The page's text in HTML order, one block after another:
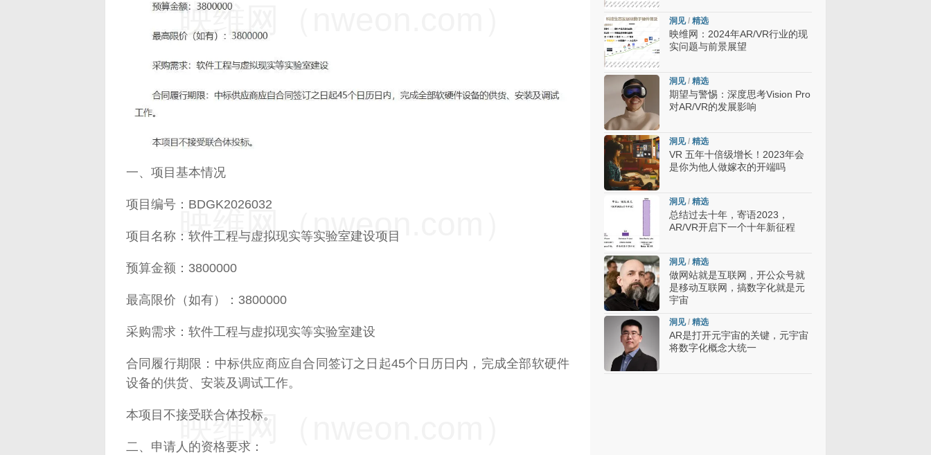
一、项目基本情况
项目编号：BDGK2026032
项目名称：软件工程与虚拟现实等实验室建设项目
预算金额：3800000
最高限价（如有）：3800000
采购需求：软件工程与虚拟现实等实验室建设
合同履行期限：中标供应商应自合同签订之日起45个日历日内，完成全部软硬件
设备的供货、安装及调试工作。
本项目不接受联合体投标。
二、申请人的资格要求：
映维网（nweon.com）
映维网（nweon.com）
映维网（nweon.com）
洞见/ 精选
映维网：2024年AR/VR行业的现
实问题与前景展望
洞见/ 精选
期望与警惕：深度思考Vision Pro
对AR/VR的发展影响
洞见/ 精选
VR 五年十倍级增长！2023年会
是你为他人做嫁衣的开端吗
洞见/ 精选
总结过去十年，寄语2023，
AR/VR开启下一个十年新征程
洞见/ 精选
做网站就是互联网，开公众号就
是移动互联网，搞数字化就是元
宇宙
洞见/ 精选
AR是打开元宇宙的关键，元宇宙
将数字化概念大统一